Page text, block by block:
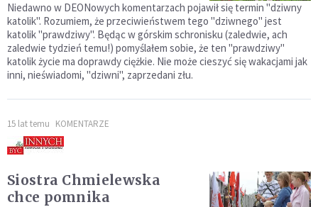
Niedawno w DEONowych komentarzach pojawił się termin "dziwny
katolik". Rozumiem, że przeciwieństwem tego "dziwnego" jest
katolik "prawdziwy". Będąc w górskim schronisku (zaledwie, ach
zaledwie tydzień temu!) pomyślałem sobie, że ten "prawdziwy"
katolik życie ma doprawdy ciężkie. Nie może cieszyć się wakacjami jak
inni, nieświadomi, "dziwni", zaprzedani złu.
15 lat temu KOMENTARZE
Siostra Chmielewska
chce pomnika